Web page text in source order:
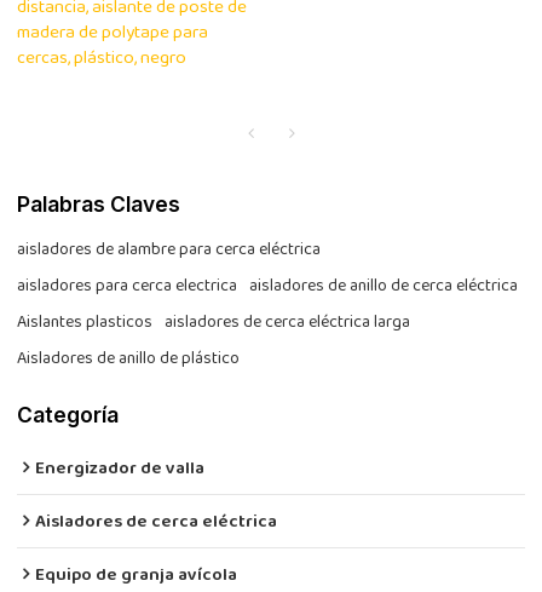
distancia, aislante de poste de
madera de polytape para
cercas, plástico, negro
Palabras Claves
aisladores de alambre para cerca eléctrica
aisladores para cerca electrica aisladores de anillo de cerca eléctrica
Aislantes plasticos aisladores de cerca eléctrica larga
Aisladores de anillo de plástico
Categoría
Energizador de valla
Aisladores de cerca eléctrica
Equipo de granja avícola